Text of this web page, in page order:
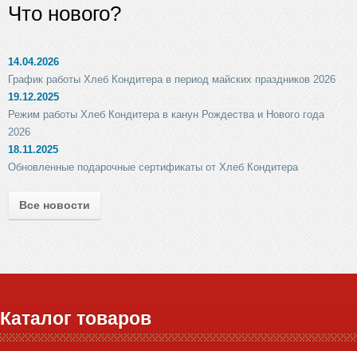
Что нового?
14.04.2026
График работы Хлеб Кондитера в период майских праздников 2026
19.12.2025
Режим работы Хлеб Кондитера в канун Рождества и Нового года
2026
18.11.2025
Обновленные подарочные сертификаты от Хлеб Кондитера
Все новости
Каталог товаров